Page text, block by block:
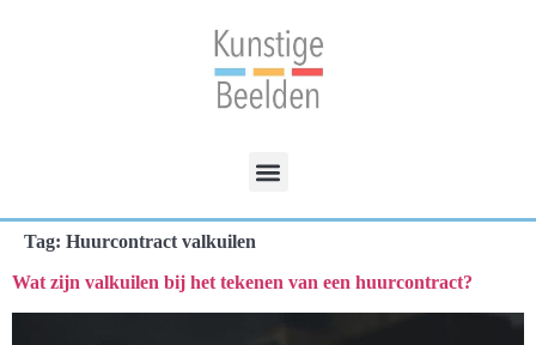
Tag: Huurcontract valkuilen
Wat zijn valkuilen bij het tekenen van een huurcontract?